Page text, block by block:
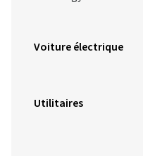
Voiture électrique
Utilitaires